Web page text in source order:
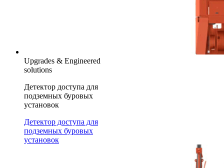
Upgrades & Engineered
solutions
Детектор доступа для
подземных буровых
установок
Детектор доступа для
подземных буровых
установок